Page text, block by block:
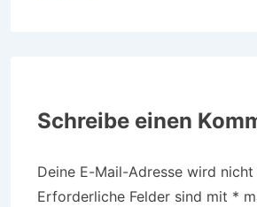
Schreibe einen
Deine E-Mail-Adresse wird
Erforderliche Felder sind mit *